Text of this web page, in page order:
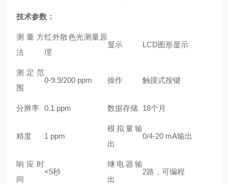
技术参数：
测量方
法
红外散色光测量原
理
显示 LCD图形显示
测定范
围
0-9.9/200 ppm 操作 触摸式按键
分辨率 0.1 ppm 数据存储 18个月
精度 1 ppm
模拟量输
出
0/4-20 mA输出
响应时
间
<5秒
继电器输
出
2路，可编程